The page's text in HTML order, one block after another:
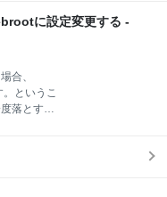
活動
直すの
良いとい
me to
に設定変更する -
合、
というこ
落とす必
Let's